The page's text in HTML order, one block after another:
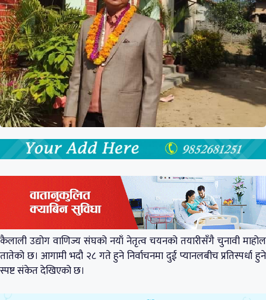
कैलाली उद्योग वाणिज्य संघको नयाँ नेतृत्व चयनको तयारीसँगै चुनावी माहोल
तातेको छ। आगामी भदौ २८ गते हुने निर्वाचनमा दुई प्यानलबीच प्रतिस्पर्धा हुने
स्पष्ट संकेत देखिएको छ।